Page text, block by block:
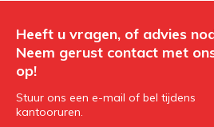
Heeft u vragen, of advies
Neem gerust contact met
op!
Stuur ons een e-mail of bel tijdens
kantooruren.